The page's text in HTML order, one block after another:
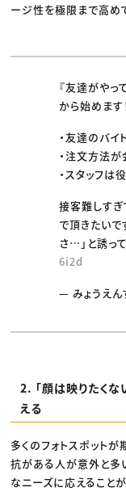
ージ性を極限まで高め
『友達がやっ
から始めます
・友達のバイ
・注文方法が
・スタッフは
接客難しす
で頂きたいで
さ…」と誘っ
6i2d
— みょうえ
2. 「顔は映りたく
える
多くのフォトスポット
抗がある人が意外と多
なニーズに応えること